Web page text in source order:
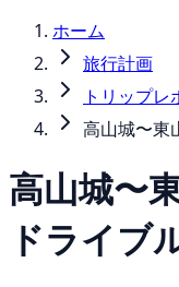
ホーム
旅行計画
トリップレ
高山城〜東
高山城〜
ドライブ